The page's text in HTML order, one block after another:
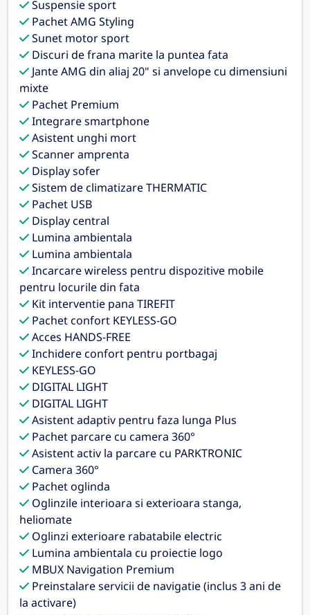
Suspensie sport
Pachet AMG Styling
Sunet motor sport
Discuri de frana marite la puntea fata
Jante AMG din aliaj 20" si anvelope cu dimensiuni
mixte
Pachet Premium
Integrare smartphone
Asistent unghi mort
Scanner amprenta
Display sofer
Sistem de climatizare THERMATIC
Pachet USB
Display central
Lumina ambientala
Lumina ambientala
Incarcare wireless pentru dispozitive mobile
pentru locurile din fata
Kit interventie pana TIREFIT
Pachet confort KEYLESS-GO
Acces HANDS-FREE
Inchidere confort pentru portbagaj
KEYLESS-GO
DIGITAL LIGHT
DIGITAL LIGHT
Asistent adaptiv pentru faza lunga Plus
Pachet parcare cu camera 360°
Asistent activ la parcare cu PARKTRONIC
Camera 360°
Pachet oglinda
Oglinzile interioara si exterioara stanga,
heliomate
Oglinzi exterioare rabatabile electric
Lumina ambientala cu proiectie logo
MBUX Navigation Premium
Preinstalare servicii de navigatie (inclus 3 ani de
la activare)